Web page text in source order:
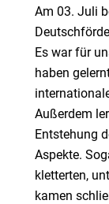
Am 03. Juli
Es war für
haben
Außerdem
Entstehung
Aspekte.
kletterten,
kamen